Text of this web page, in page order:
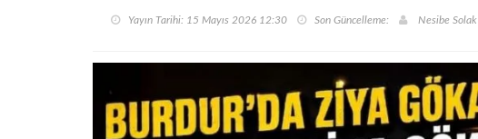
Yayın Tarihi: 15 Mayıs 2026 12:30 Son Güncelleme: Nesibe Solak